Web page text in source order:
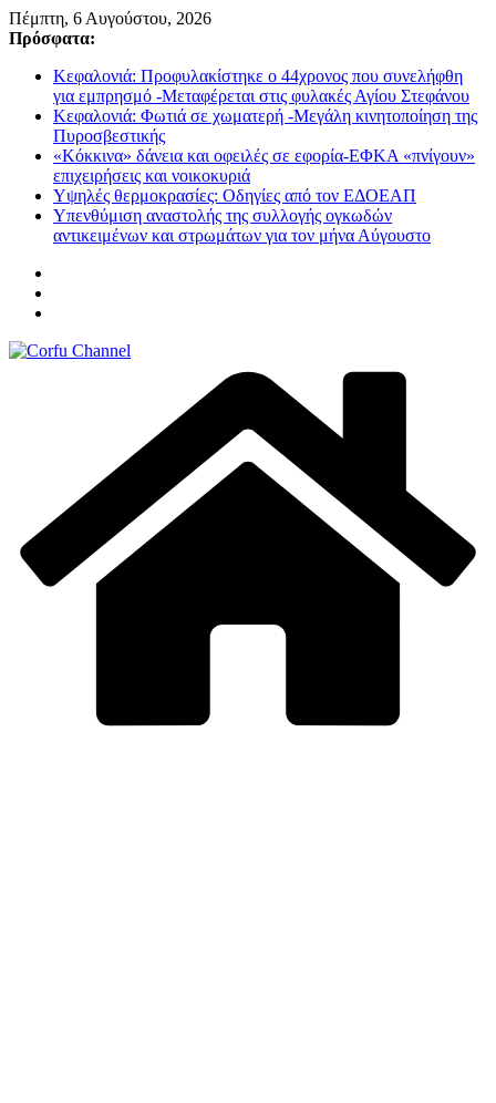
Μετάβαση
σε
Πέμπτη, 6 Αυγούστου, 2026
Πρόσφατα:
Κεφαλονιά: Προφυλακίστηκε ο 44χρονος που συνελήφθη
για εμπρησμό -Μεταφέρεται στις φυλακές Αγίου Στεφάνου
Κεφαλονιά: Φωτιά σε χωματερή -Μεγάλη κινητοποίηση της
Πυροσβεστικής
«Κόκκινα» δάνεια και οφειλές σε εφορία-ΕΦΚΑ «πνίγουν»
επιχειρήσεις και νοικοκυριά
Υψηλές θερμοκρασίες: Οδηγίες από τον ΕΔΟΕΑΠ
Υπενθύμιση αναστολής της συλλογής ογκωδών
αντικειμένων και στρωμάτων για τον μήνα Αύγουστο